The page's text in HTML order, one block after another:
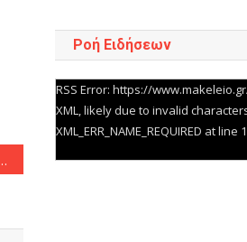
και πήγε τελικό! (65-78)
Ροή Ειδήσεων
RSS Error: https://
XML, likely due to invalid
XML_ERR_NAME_REQUIRED at line